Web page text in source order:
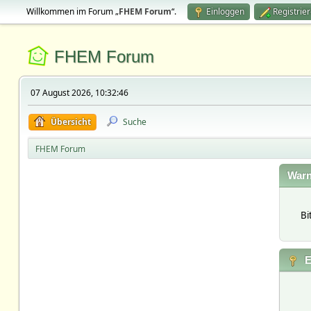
Willkommen im Forum „FHEM Forum“. Einloggen
FHEM Forum
07 August 2026, 10:32:46
Übersicht Suche
FHEM Forum